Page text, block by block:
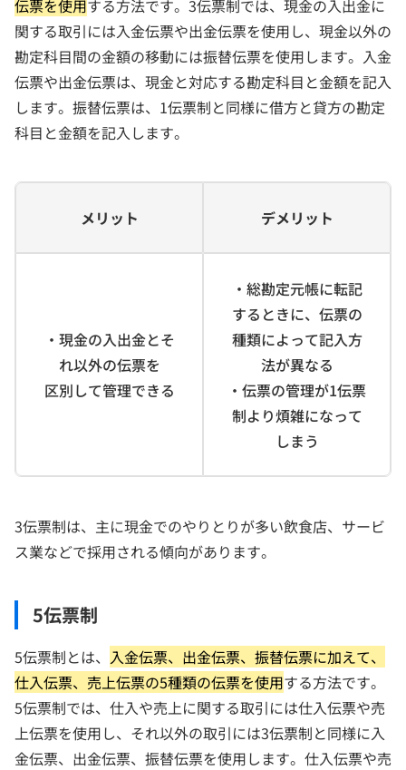
伝票を使用する方法です。3伝票制では、現金の入出金に
関する取引には入金伝票や出金伝票を使用し、現金以外の
勘定科目間の金額の移動には振替伝票を使用します。入金
伝票や出金伝票は、現金と対応する勘定科目と金額を記入
します。振替伝票は、1伝票制と同様に借方と貸方の勘定
科目と金額を記入します。
メリット デメリット
・現金の入出金とそ
れ以外の伝票を
区別して管理できる
・総勘定元帳に転記
するときに、伝票の
種類によって記入方
法が異なる
・伝票の管理が1伝票
制より煩雑になって
しまう
3伝票制は、主に現金でのやりとりが多い飲食店、サービ
ス業などで採用される傾向があります。
5伝票制
5伝票制とは、 入金伝票、出金伝票、振替伝票に加えて、
仕入伝票、売上伝票の5種類の伝票を使用する方法です。
5伝票制では、仕入や売上に関する取引には仕入伝票や売
上伝票を使用し、それ以外の取引には3伝票制と同様に入
金伝票、出金伝票、振替伝票を使用します。仕入伝票や売